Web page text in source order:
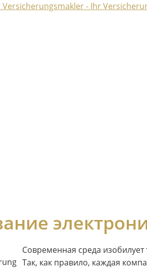
Современная среда
Так, как правило, каждая